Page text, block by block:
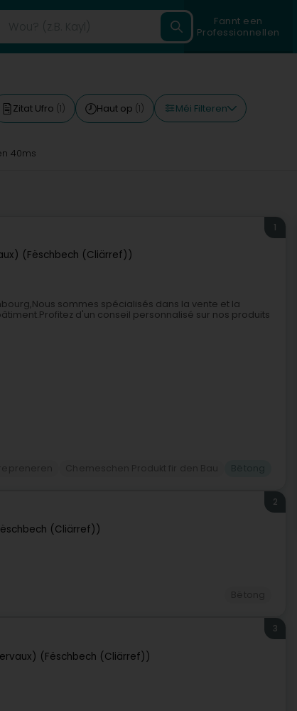
Fannt een
Professionnellen
Zitat Ufro (1) Haut op (1) Méi Filteren
40ms
(Fëschbech (Cliärref))
1
sommes spécialisés dans la vente et la
d'un conseil personnalisé sur nos produits
(Cliärref))
2
(Fëschbech (Cliärref))
3